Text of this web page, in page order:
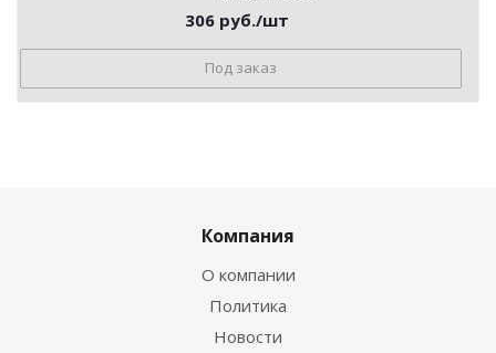
306 руб./шт
Под заказ
Компания
О компании
Политика
Новости